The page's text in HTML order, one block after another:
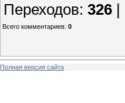
Переходов: 326 |
Всего комментариев: 0
Полная версия сайта